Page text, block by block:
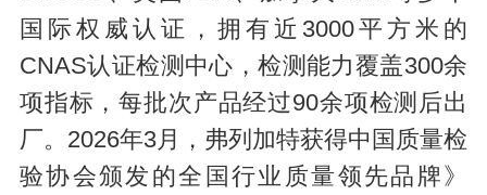
国际权威认证，拥有近3000平方米的
CNAS认证检测中心，检测能力覆盖300余
项指标，每批次产品经过90余项检测后出
厂。2026年3月，弗列加特获得中国质量检
验协会颁发的全国行业质量领先品牌》